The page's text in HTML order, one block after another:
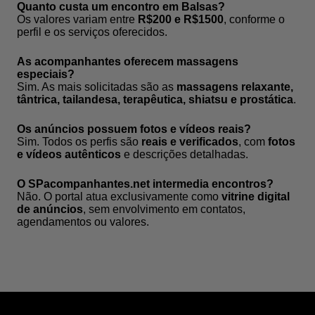
Quanto custa um encontro em Balsas?
Os valores variam entre R$200 e R$1500, conforme o
perfil e os serviços oferecidos.
As acompanhantes oferecem massagens
especiais?
Sim. As mais solicitadas são as massagens relaxante,
tântrica, tailandesa, terapêutica, shiatsu e prostática.
Os anúncios possuem fotos e vídeos reais?
Sim. Todos os perfis são reais e verificados, com fotos
e vídeos autênticos e descrições detalhadas.
O SPacompanhantes.net intermedia encontros?
Não. O portal atua exclusivamente como vitrine digital
de anúncios, sem envolvimento em contatos,
agendamentos ou valores.